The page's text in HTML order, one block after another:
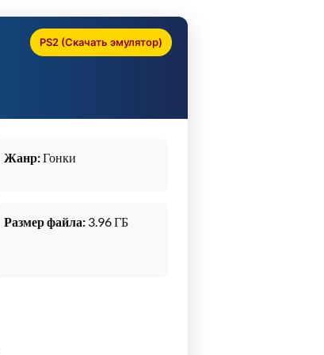
PS2 (Скачать эмулятор)
Жанр:Гонки
Размер файла: 3.96 ГБ